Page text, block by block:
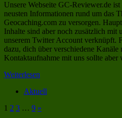
Unsere Webseite GC-Reviewer.de
neusten Informationen rund um das
Geocaching.com zu versorgen.
Inhalte sind aber noch zusätzlich mit
unserem Twitter Account verknüpft.
dazu, dich über verschiedene
Kontaktaufnahme mit uns sollte
Weiterlesen
Aktuell
1 2 3 … 9 »